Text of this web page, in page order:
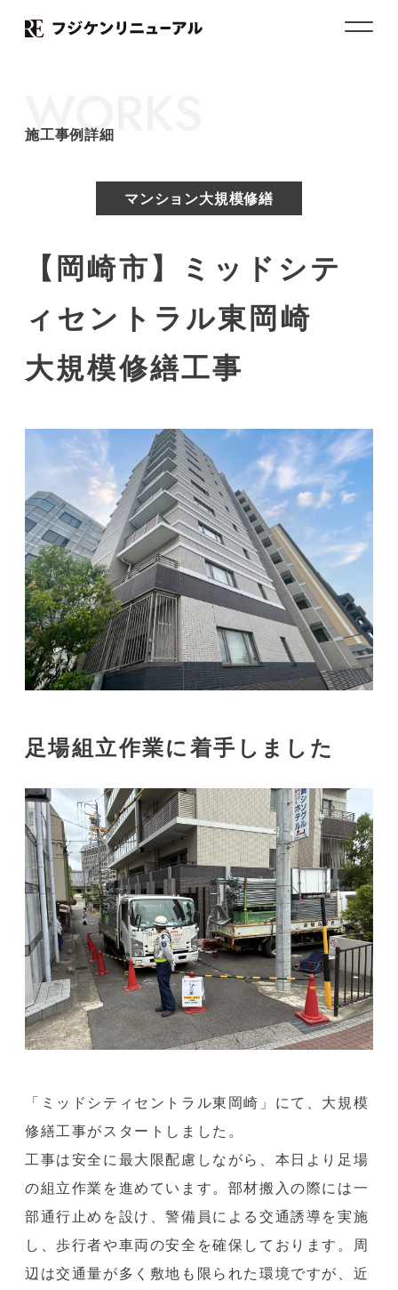
WORKS
施工事例詳細
マンション大規模修繕
【岡崎市】ミッドシテ
ィセントラル東岡崎
大規模修繕工事
足場組立作業に着手しました
「ミッドシティセントラル東岡崎」にて、大規模
修繕工事がスタートしました。
工事は安全に最大限配慮しながら、本日より足場
の組立作業を進めています。部材搬入の際には一
部通行止めを設け、警備員による交通誘導を実施
し、歩行者や車両の安全を確保しております。周
辺は交通量が多く敷地も限られた環境ですが、近